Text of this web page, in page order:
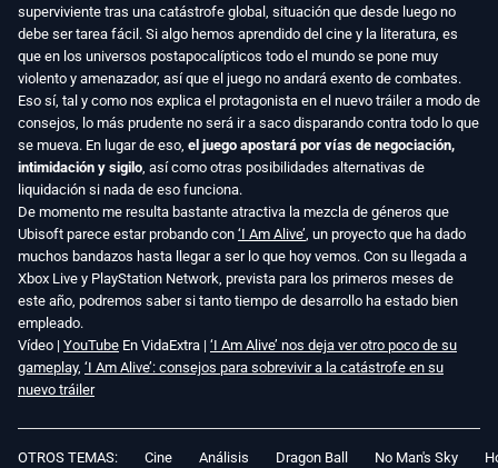
superviviente tras una catástrofe global, situación que desde luego no
debe ser tarea fácil. Si algo hemos aprendido del cine y la literatura, es
que en los universos postapocalípticos todo el mundo se pone muy
violento y amenazador, así que el juego no andará exento de combates.
Eso sí, tal y como nos explica el protagonista en el nuevo tráiler a modo de
consejos, lo más prudente no será ir a saco disparando contra todo lo que
se mueva. En lugar de eso, el juego apostará por vías de negociación,
intimidación y sigilo, así como otras posibilidades alternativas de
liquidación si nada de eso funciona.
De momento me resulta bastante atractiva la mezcla de géneros que
Ubisoft parece estar probando con ‘I Am Alive’, un proyecto que ha dado
muchos bandazos hasta llegar a ser lo que hoy vemos. Con su llegada a
Xbox Live y PlayStation Network, prevista para los primeros meses de
este año, podremos saber si tanto tiempo de desarrollo ha estado bien
empleado.
Vídeo | YouTube En VidaExtra | ‘I Am Alive’ nos deja ver otro poco de su
gameplay, ‘I Am Alive’: consejos para sobrevivir a la catástrofe en su
nuevo tráiler
OTROS TEMAS: Cine Análisis Dragon Ball No Man's Sky